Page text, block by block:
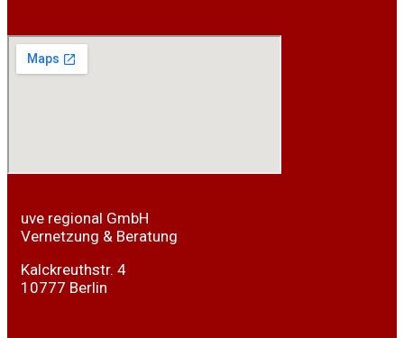
uve regional GmbH
Vernetzung & Beratung
Kalckreuthstr. 4
10777 Berlin